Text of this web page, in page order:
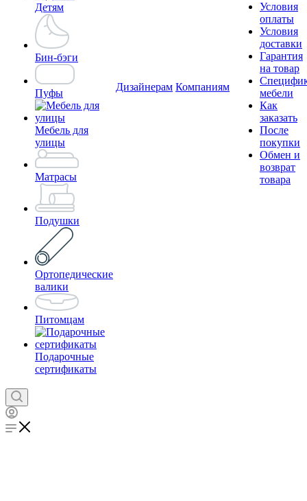
Детям
Бин-бэги
Пуфы
Мебель для
улицы
Матрасы
Подушки
Ортопедические
валики
Питомцам
Подарочные
сертификаты
Дизайнерам Компаниям
Условия
оплаты
Условия
доставки
Гарантия
на товар
мебели
Как
заказать
После
покупки
Обмен и
возврат
товара